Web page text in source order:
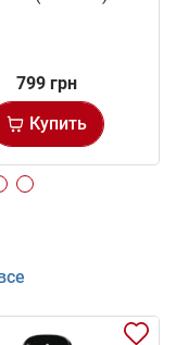
799 грн
Купить